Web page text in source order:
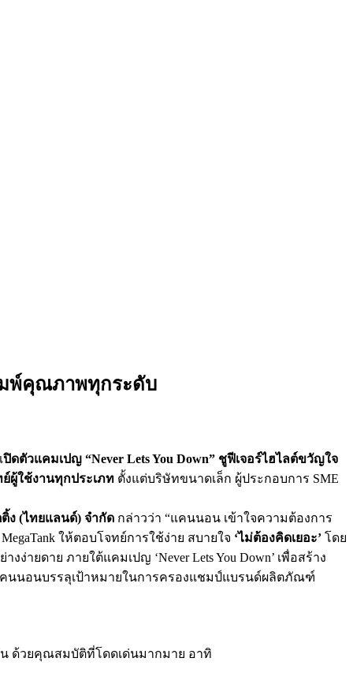
มพ์คุณภาพทุกระดับ
ปิดตัวแคมเปญ “Never Lets You Down” ชูฟีเจอร์ไฮไลต์ขวัญใจ
ผู้ใช้งานทุกประเภท ตั้งแต่บริษัทขนาดเล็ก ผู้ประกอบการ SME
ง (ไทยแลนด์) จำกัด กล่าวว่า “แคนนอน เข้าใจความต้องการ
ให้ตอบโจทย์การใช้ง่าย สบายใจ ‘ไม่ต้องคิดเยอะ’ โดย
ยดาย ภายใต้แคมเปญ ‘Never Lets You Down’ เพื่อสร้าง
นนอนบรรลุเป้าหมายในการครองแชมป์แบรนด์ผลิตภัณฑ์
ด้วยคุณสมบัติที่โดดเด่นมากมาย อาทิ